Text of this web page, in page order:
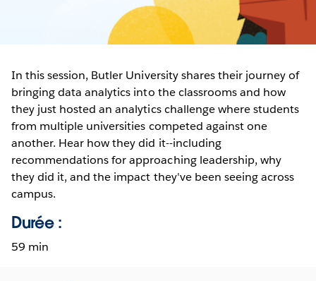
In this session, Butler University shares their journey of
bringing data analytics into the classrooms and how
they just hosted an analytics challenge where students
from multiple universities competed against one
another. Hear how they did it--including
recommendations for approaching leadership, why
they did it, and the impact they've been seeing across
campus.
Durée :
59 min